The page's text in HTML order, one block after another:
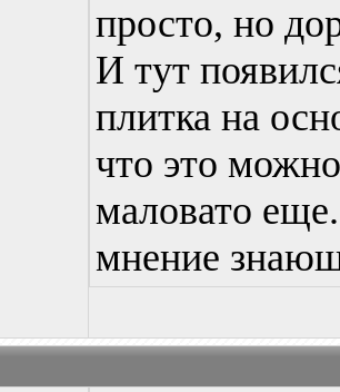
просто, но
И тут
плитка на
что это
маловато
мнение